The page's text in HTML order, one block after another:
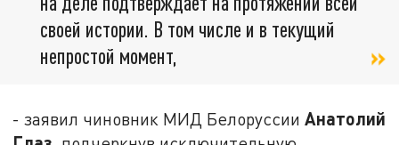
своей истории. В том числе и в текущий
непростой момент,
- заявил чиновник МИД БелоруссииАнатолий